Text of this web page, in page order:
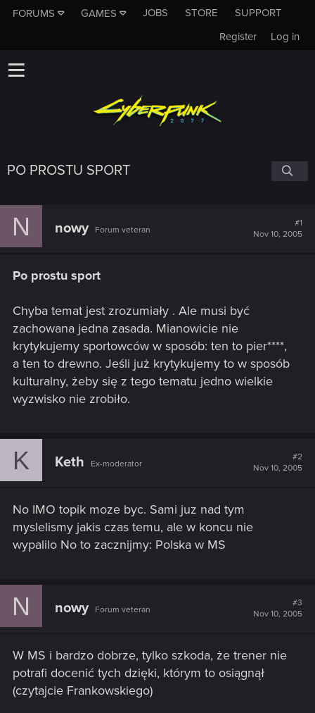
FORUMS GAMES JOBS STORE
SUPPORT
Log in
Register
PO PROSTU SPORT
N nowy Forum veteran
#1
Nov 10, 2005
Po prostu sport
Chyba temat jest zrozumiały . Ale musi być
zachowana jedna zasada. Mianowicie nie
krytykujemy sportowców w sposób: ten to pier****,
a ten to drewno. Jeśli już krytykujemy to w sposób
kulturalny, żeby się z tego tematu jedno wielkie
wyzwisko nie zrobiło.
K Keth Ex-moderator
#2
Nov 10, 2005
No IMO topik moze byc. Sami juz nad tym
myslelismy jakis czas temu, ale w koncu nie
wypalilo No to zacznijmy: Polska w MS
N nowy Forum veteran
#3
Nov 10, 2005
W MS i bardzo dobrze, tylko szkoda, że trener nie
potrafi docenić tych dzięki, którym to osiągnął
(czytajcie Frankowskiego)